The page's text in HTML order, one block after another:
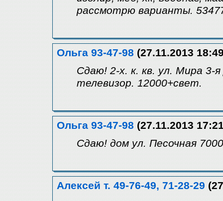
рассмотрю варианты.
Ольга 93-47-98 (27.11.2013
Сдаю! 2-х. к. кв. ул. Мира 3-
телевизор. 12000+свет.
Ольга 93-47-98 (27.11.2013
Сдаю! дом ул. Песочная
Алексей т. 49-76-49, 71-28-29